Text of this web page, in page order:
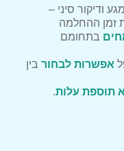
ודיקור סיני –
זמן ההחלמה
בתחומם
אפשרות לבחור בין
תוספת עלות.